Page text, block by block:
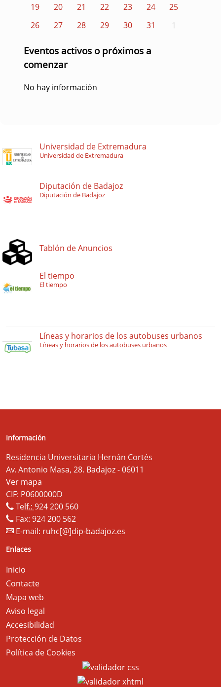
19
20 21 22 23 24
25
26
27 28 29 30 31 1
Eventos activos o próximos a
comenzar
No hay información
Universidad de Extremadura
Universidad de Extremadura
Diputación de Badajoz
Diputación de Badajoz
Tablón de Anuncios
El tiempo
El tiempo
Líneas y horarios de los autobuses urbanos
Líneas y horarios de los autobuses urbanos
Información
Residencia Universitaria Hernán Cortés
Av. Antonio Masa, 28. Badajoz - 06011
Ver mapa
CIF: P0600000D
Telf.: 924 200 560
Fax: 924 200 562
E-mail: ruhc[@]dip-badajoz.es
Enlaces
Inicio
Contacte
Mapa web
Aviso legal
Accesibilidad
Protección de Datos
Política de Cookies